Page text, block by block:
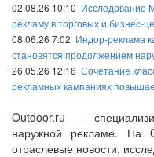
02.08.26 10:10 Исследование
рекламу в торговых и бизнес-
08.06.26 7:02 Индор-реклама
становятся продолжением
26.05.26 12:16 Сочетание
рекламных кампаниях
Outdoor.ru –
наружной рекламе. На
отраслевые новости,